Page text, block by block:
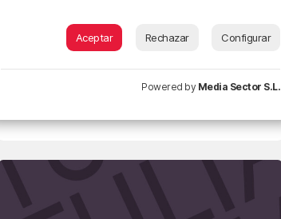
EL COMENTARIO
Externalizando fronteras
Aceptar Rechazar Configurar
Powered by Media Sector S.L.